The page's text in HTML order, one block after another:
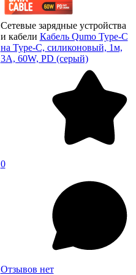
Сетевые зарядные устройства
и кабели Кабель Qumo Type-C
на Type-C, силиконовый, 1м,
3A, 60W, PD (серый)
0
Отзывов нет